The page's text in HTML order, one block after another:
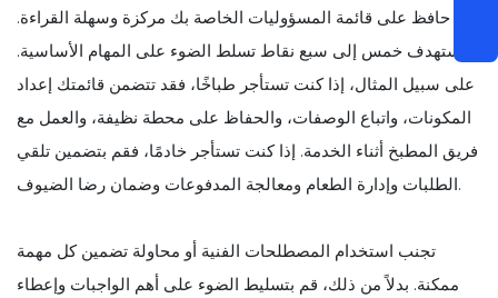
حافظ على قائمة المسؤوليات الخاصة بك مركزة وسهلة القراءة.
استهدف خمس إلى سبع نقاط تسلط الضوء على المهام الأساسية.
على سبيل المثال، إذا كنت تستأجر طباخًا، فقد تتضمن قائمتك إعداد
المكونات، واتباع الوصفات، والحفاظ على محطة نظيفة، والعمل مع
فريق المطبخ أثناء الخدمة. إذا كنت تستأجر خادمًا، فقم بتضمين تلقي
الطلبات وإدارة الطعام ومعالجة المدفوعات وضمان رضا الضيوف.
تجنب استخدام المصطلحات الفنية أو محاولة تضمين كل مهمة
ممكنة. بدلاً من ذلك، قم بتسليط الضوء على أهم الواجبات وإعطاء